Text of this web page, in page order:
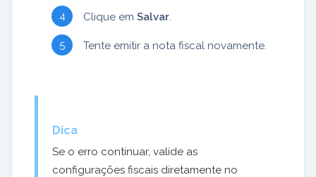
Clique em Salvar
Tente emitir a nota fiscal novamente.
Dica
Se o erro continuar, valide as
configurações fiscais diretamente no